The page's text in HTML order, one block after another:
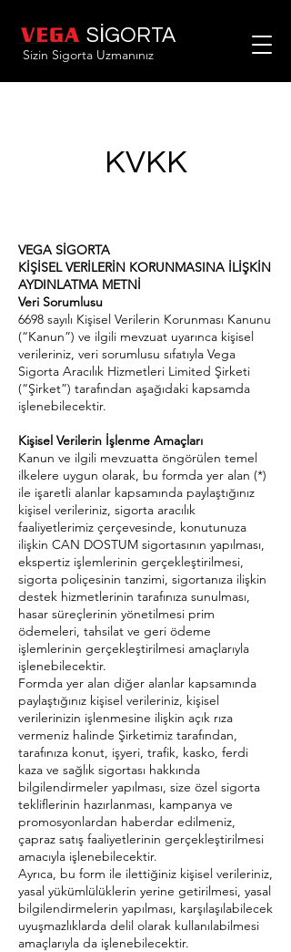
SİGORTA
Sizin Sigorta Uzmanınız
KVKK
VEGA SİGORTA
KİŞİSEL VERİLERİN KORUNMASINA İLİŞKİN
AYDINLATMA METNİ
Veri Sorumlusu
6698 sayılı Kişisel Verilerin Korunması Kanunu
(“Kanun”) ve ilgili mevzuat uyarınca kişisel
verileriniz, veri sorumlusu sıfatıyla Vega
Sigorta Aracılık Hizmetleri Limited Şirketi
(“Şirket”) tarafından aşağıdaki kapsamda
işlenebilecektir.
Kişisel Verilerin İşlenme Amaçları
Kanun ve ilgili mevzuatta öngörülen temel
ilkelere uygun olarak, bu formda yer alan (*)
ile işaretli alanlar kapsamında paylaştığınız
kişisel verileriniz, sigorta aracılık
faaliyetlerimiz çerçevesinde, konutunuza
ilişkin CAN DOSTUM sigortasının yapılması,
ekspertiz işlemlerinin gerçekleştirilmesi,
sigorta poliçesinin tanzimi, sigortanıza ilişkin
destek hizmetlerinin tarafınıza sunulması,
hasar süreçlerinin yönetilmesi prim
ödemeleri, tahsilat ve geri ödeme
işlemlerinin gerçekleştirilmesi amaçlarıyla
işlenebilecektir.
Formda yer alan diğer alanlar kapsamında
paylaştığınız kişisel verileriniz, kişisel
verilerinizin işlenmesine ilişkin açık rıza
vermeniz halinde Şirketimiz tarafından,
tarafınıza konut, işyeri, trafik, kasko, ferdi
kaza ve sağlık sigortası hakkında
bilgilendirmeler yapılması, size özel sigorta
tekliflerinin hazırlanması, kampanya ve
promosyonlardan haberdar edilmeniz,
çapraz satış faaliyetlerinin gerçekleştirilmesi
amacıyla işlenebilecektir.
Ayrıca, bu form ile ilettiğiniz kişisel verileriniz,
yasal yükümlülüklerin yerine getirilmesi, yasal
bilgilendirmelerin yapılması, karşılaşılabilecek
uyuşmazlıklarda delil olarak kullanılabilmesi
amaçlarıyla da işlenebilecektir.